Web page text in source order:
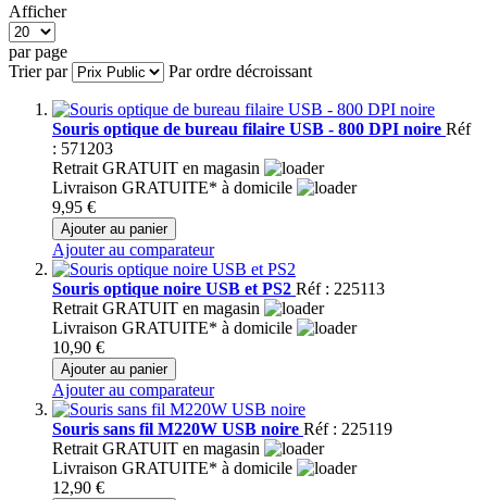
Afficher
par page
Trier par
Par ordre décroissant
Souris optique de bureau filaire USB - 800 DPI noire Réf
: 571203
Retrait GRATUIT en magasin
Livraison GRATUITE* à domicile
9,95 €
Ajouter au panier
Ajouter au comparateur
Souris optique noire USB et PS2 Réf : 225113
Retrait GRATUIT en magasin
Livraison GRATUITE* à domicile
10,90 €
Ajouter au panier
Ajouter au comparateur
Souris sans fil M220W USB noire Réf : 225119
Retrait GRATUIT en magasin
Livraison GRATUITE* à domicile
12,90 €